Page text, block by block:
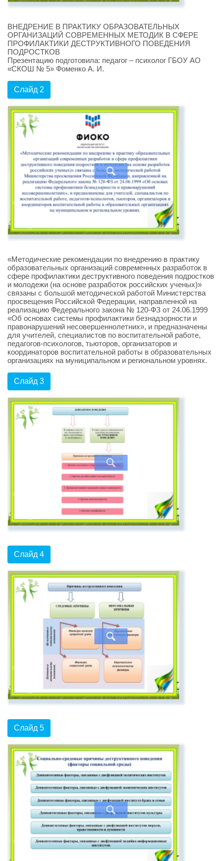
ВНЕДРЕНИЕ В ПРАКТИКУ ОБРАЗОВАТЕЛЬНЫХ
ОРГАНИЗАЦИЙ СОВРЕМЕННЫХ МЕТОДИК В СФЕРЕ
ПРОФИЛАКТИКИ ДЕСТРУКТИВНОГО ПОВЕДЕНИЯ
ПОДРОСТКОВ
Презентацию подготовила: педагог – психолог ГБОУ АО
«СКОШ № 5» Фоменко А. И.
Слайд 2
«Методические рекомендации по внедрению в практику
образовательных организаций современных разработок в
сфере профилактики деструктивного поведения подростков
и молодежи (на основе разработок российских ученых)»
связаны с большой методической работой Министерства
просвещения Российской Федерации, направленной на
реализацию Федерального закона № 120-ФЗ от 24.06.1999
«Об основах системы профилактики безнадзорности и
правонарушений несовершеннолетних», и предназначены
для учителей, специалистов по воспитательной работе,
педагогов-психологов, тьюторов, организаторов и
координаторов воспитательной работы в образовательных
организациях на муниципальном и региональном уровнях.
Слайд 3
Слайд 4
Слайд 5